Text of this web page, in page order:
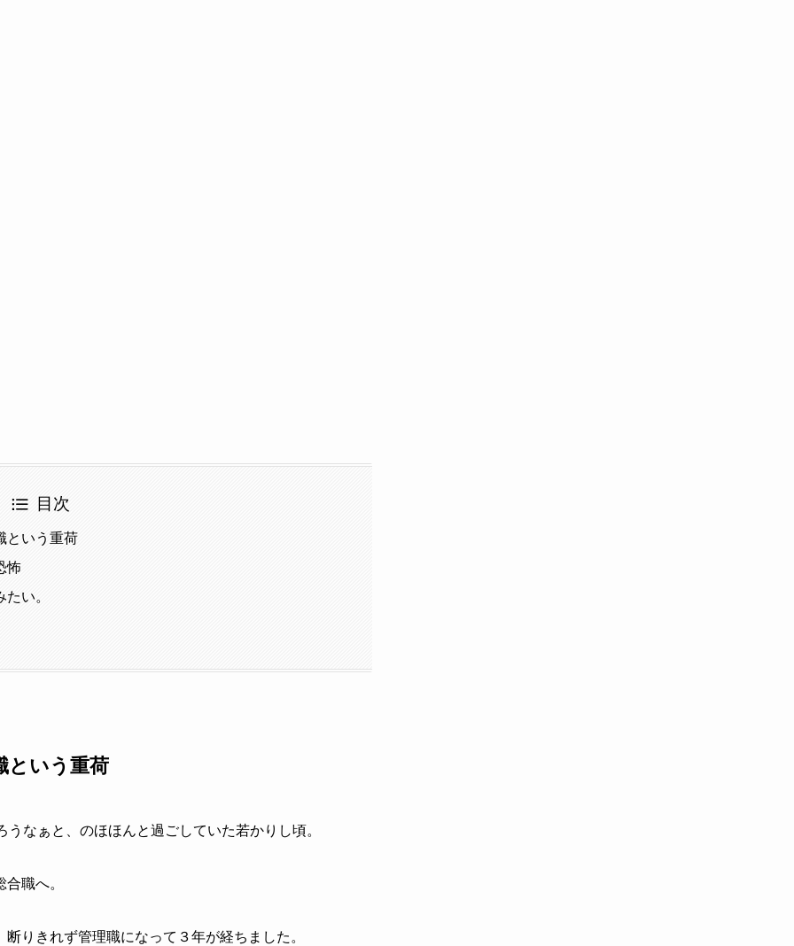
目次
という重荷
怖
い。
という重荷
なぁと、のほほんと過ごしていた若かりし頃。
職へ。
りきれず管理職になって３年が経ちました。